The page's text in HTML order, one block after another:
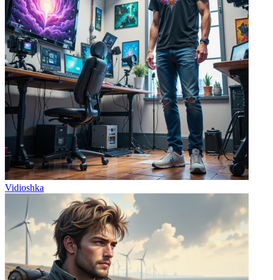
Vidioshka